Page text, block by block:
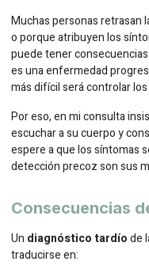
Muchas personas retrasan
o porque atribuyen los
puede tener
es una enfermedad
más difícil será controlar
Por eso, en mi consulta
escuchar a su cuerpo y
espere a que los síntomas
detección precoz son sus
Consecuencias
Un diagnóstico tardíode
traducirse en: